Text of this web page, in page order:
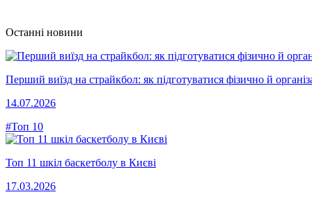
Останні новини
Перший виїзд на страйкбол: як підготуватися фізично й
14.07.2026
#Топ 10
Топ 11 шкіл баскетболу в Києві
17.03.2026